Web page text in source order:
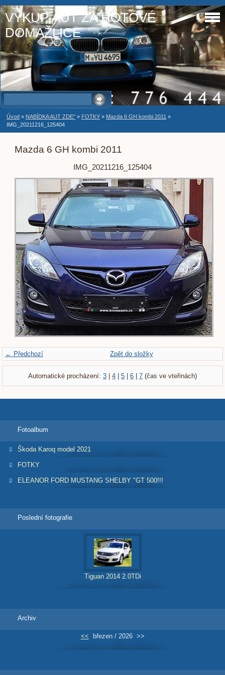
VÝKUP AUT ZA HOTOVÉ
DOMAŽLICE
Úvod » NABÍDKA AUT ZDE" » FOTKY » Mazda 6 GH kombi 2011 »
IMG_20211216_125404
Mazda 6 GH kombi 2011
IMG_20211216_125404
← Předchozí Zpět do složky
Automatické procházení: 3 4 5 6 7 (čas ve vteřinách)
Fotoalbum
Škoda Karoq model 2021
FOTKY
ELEANOR FORD MUSTANG SHELBY "GT 500!!!
Poslední fotografie
Tiguan 2014 2.0TDi
Archiv
<< březen / 2026 >>